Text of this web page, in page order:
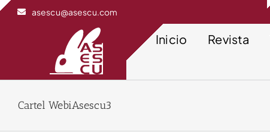
Saltar
asescu@asescu.com
Inicio Revista
Cartel WebiAsescu3